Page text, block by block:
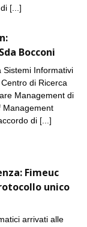
[...]
Bocconi
Sistemi Informativi
di Ricerca
Management di
Management
di [...]
Fimeuc
unico
arrivati alle